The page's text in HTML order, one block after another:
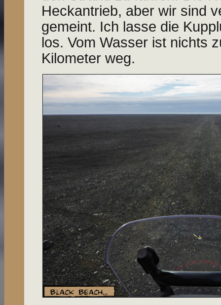
Heckantrieb, aber wir sind
gemeint. Ich lasse die
los. Vom Wasser ist nichts
Kilometer weg.